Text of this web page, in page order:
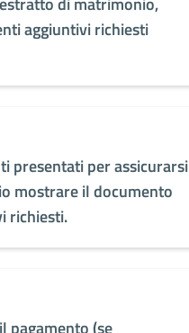
aggiuntivi richiesti
presentati per assicurarsi
mostrare il documento
richiesti.
pagamento (se